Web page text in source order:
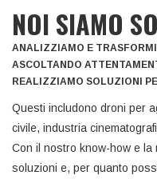
NOI SIAMO
ANALIZZIAMO E
ASCOLTANDO
REALIZZIAMO SOLUZIONI
Questi includono droni per
civile, industria
Con il nostro know-how e
soluzioni e, per quanto